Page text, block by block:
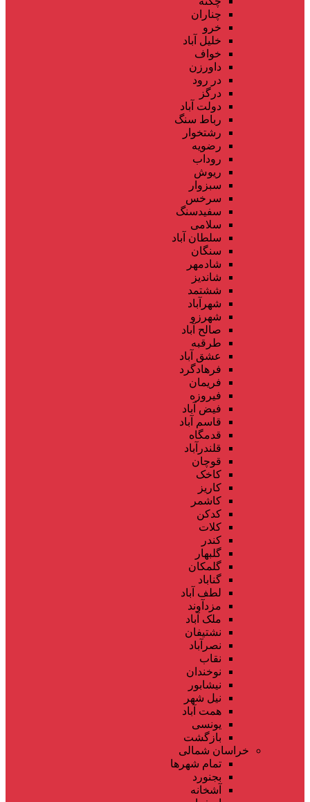
چناران
خرو
خلیل آباد
خواف
داورزن
در رود
درگز
دولت آباد
رباط سنگ
رشتخوار
رضویه
روداب
ریوش
سبزوار
سرخس
سفیدسنگ
سلامی
سلطان آباد
سنگان
شادمهر
شاندیز
ششتمد
شهرآباد
شهرزو
صالح آباد
طرقبه
عشق آباد
فرهادگرد
فریمان
فیروزه
فیض آباد
قاسم آباد
قدمگاه
قلندرآباد
قوچان
کاخک
کاریز
کاشمر
کدکن
کلات
کندر
گلبهار
گلمکان
گناباد
لطف آباد
مزدآوند
ملک آباد
نشتیفان
نصرآباد
نقاب
نوخندان
نیشابور
نیل شهر
همت آباد
یونسی
بازگشت
خراسان شمالی
تمام شهر‌ها
بجنورد
آشخانه